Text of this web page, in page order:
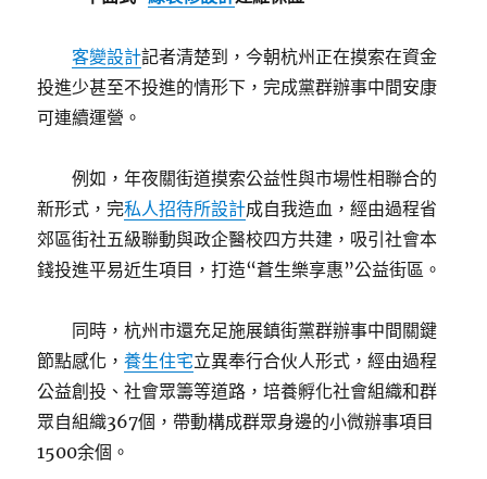
客變設計記者清楚到，今朝杭州正在摸索在資金
投進少甚至不投進的情形下，完成黨群辦事中間安康
可連續運營。
例如，年夜關街道摸索公益性與市場性相聯合的
新形式，完私人招待所設計成自我造血，經由過程省
郊區街社五級聯動與政企醫校四方共建，吸引社會本
錢投進平易近生項目，打造“蒼生樂享惠”公益街區。
同時，杭州市還充足施展鎮街黨群辦事中間關鍵
節點感化，養生住宅立異奉行合伙人形式，經由過程
公益創投、社會眾籌等道路，培養孵化社會組織和群
眾自組織367個，帶動構成群眾身邊的小微辦事項目
1500余個。